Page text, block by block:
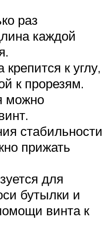
раз
каждой
к углу,
к прорезям.
можно
стабильности
прижать
для
бутылки и
винта к